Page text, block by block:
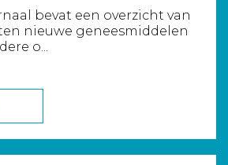
bevat een overzicht van
nieuwe geneesmiddelen
o...